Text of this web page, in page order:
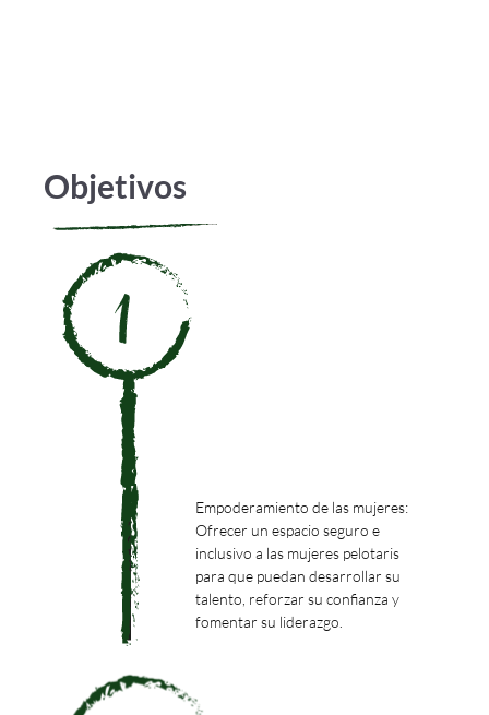
Objetivos
Empoderamiento de las mujeres:
Ofrecer un espacio seguro e
inclusivo a las mujeres pelotaris
para que puedan desarrollar su
talento, reforzar su confianza y
fomentar su liderazgo.